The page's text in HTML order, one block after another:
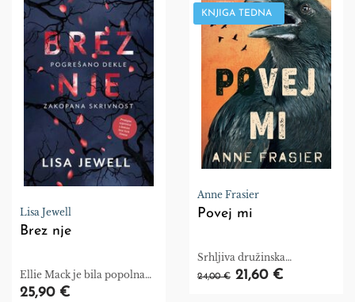
Lisa Jewell
Brez nje
Ellie Mack je bila popolna
hči. Potem pa je izginila.
25,90 €
KNJIGA TEDNA
Anne Frasier
Povej mi
Srhljiva družinska
preteklost se nadaljuje.
24,00 € 21,60 €